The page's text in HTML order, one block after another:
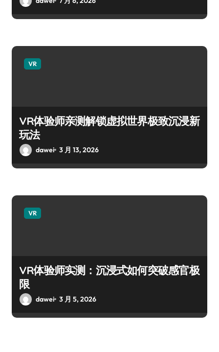
VR
VR体验师亲测解锁虚拟世界极致沉浸新
玩法
dawei 3 月 13, 2026
VR
VR体验师实测：沉浸式如何突破感官极
限
dawei 3 月 5, 2026